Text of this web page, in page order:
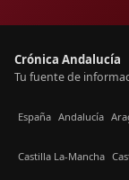
Crónica Andalucía
Tu fuente de
España Andalucía
Castilla La-Mancha